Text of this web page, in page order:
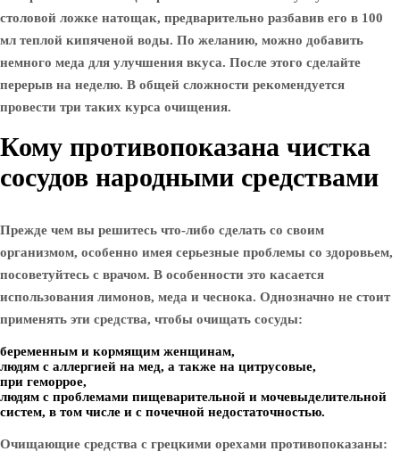
столовой ложке натощак, предварительно разбавив его в 100
мл теплой кипяченой воды. По желанию, можно добавить
немного меда для улучшения вкуса. После этого сделайте
перерыв на неделю. В общей сложности рекомендуется
провести три таких курса очищения.
Кому противопоказана чистка
сосудов народными средствами
Прежде чем вы решитесь что-либо сделать со своим
организмом, особенно имея серьезные проблемы со здоровьем,
посоветуйтесь с врачом. В особенности это касается
использования лимонов, меда и чеснока. Однозначно не стоит
применять эти средства, чтобы очищать сосуды:
беременным и кормящим женщинам,
людям с аллергией на мед, а также на цитрусовые,
при геморрое,
людям с проблемами пищеварительной и мочевыделительной
систем, в том числе и с почечной недостаточностью.
Очищающие средства с грецкими орехами противопоказаны: